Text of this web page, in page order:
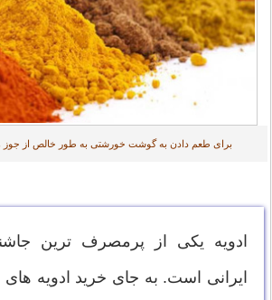
برای طعم دادن به گوشت خورشتی به طور خالص از جوز
ادویه یکی از پرمصرف ترین
ایرانی است. به جای خرید ادویه